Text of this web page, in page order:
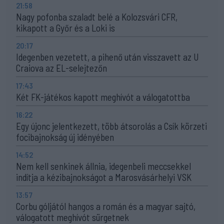
21:58
Nagy pofonba szaladt belé a Kolozsvári CFR,
kikapott a Győr és a Loki is
20:17
Idegenben vezetett, a pihenő után visszavett az U
Craiova az EL-selejtezőn
17:43
Két FK-játékos kapott meghívót a válogatottba
16:22
Egy újonc jelentkezett, több átsorolás a Csík körzeti
focibajnokság új idényében
14:52
Nem kell senkinek állnia, idegenbeli meccsekkel
indítja a kézibajnokságot a Marosvásárhelyi VSK
13:57
Corbu góljától hangos a román és a magyar sajtó,
válogatott meghívót sürgetnek